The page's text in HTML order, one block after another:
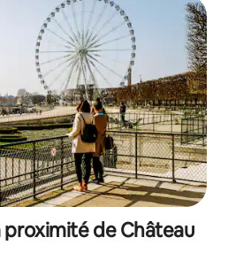
de Château